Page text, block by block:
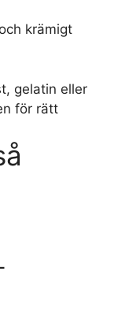
krämigt
gelatin eller
för rätt